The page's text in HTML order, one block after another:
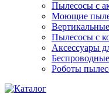
Пылесосы с
Моющие
Пылесосы с
Аксессуары
Роботы